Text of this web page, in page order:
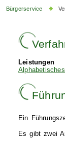
Bürgerservice
Leistungen
Ein
Es gibt zwei